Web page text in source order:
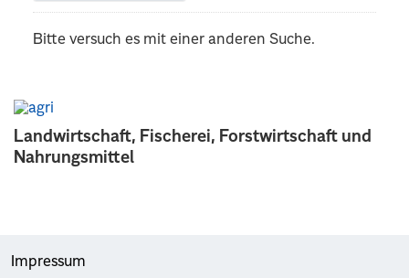
Landwirtschaft, Fischerei, Forstwirtschaft und
Nahrungsmittel
Bitte versuch es mit einer anderen Suche.
Impressum